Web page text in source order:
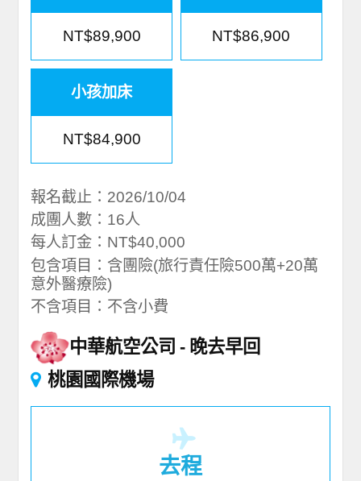
二人成行NT$89,900 NT$86,900
小孩加床
NT$84,900
報名截止：2026/10/04
成團人數：16人
每人訂金：NT$40,000
包含項目：含團險(旅行責任險500萬+20萬
意外醫療險)
不含項目：不含小費
中華航空公司
晚去早回
桃園國際機場
去程